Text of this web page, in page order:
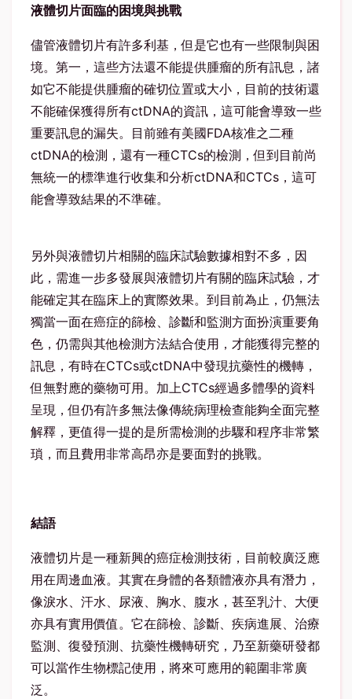
液體切片面臨的困境與挑戰
儘管液體切片有許多利基，但是它也有一些限制與困
境。第一，這些方法還不能提供腫瘤的所有訊息，諸
如它不能提供腫瘤的確切位置或大小，目前的技術還
不能確保獲得所有ctDNA的資訊，這可能會導致一些
重要訊息的漏失。目前雖有美國FDA核准之二種
ctDNA的檢測，還有一種CTCs的檢測，但到目前尚
無統一的標準進行收集和分析ctDNA和CTCs，這可
能會導致結果的不準確。
另外與液體切片相關的臨床試驗數據相對不多，因
此，需進一步多發展與液體切片有關的臨床試驗，才
能確定其在臨床上的實際效果。到目前為止，仍無法
獨當一面在癌症的篩檢、診斷和監測方面扮演重要角
色，仍需與其他檢測方法結合使用，才能獲得完整的
訊息，有時在CTCs或ctDNA中發現抗藥性的機轉，
但無對應的藥物可用。加上CTCs經過多體學的資料
呈現，但仍有許多無法像傳統病理檢查能夠全面完整
解釋，更值得一提的是所需檢測的步驟和程序非常繁
瑣，而且費用非常高昂亦是要面對的挑戰。
結語
液體切片是一種新興的癌症檢測技術，目前較廣泛應
用在周邊血液。其實在身體的各類體液亦具有潛力，
像淚水、汗水、尿液、胸水、腹水，甚至乳汁、大便
亦具有實用價值。它在篩檢、診斷、疾病進展、治療
監測、復發預測、抗藥性機轉研究，乃至新藥研發都
可以當作生物標記使用，將來可應用的範圍非常廣
泛。